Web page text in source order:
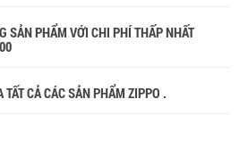
SẢN PHẨM VỚI CHI PHÍ THẤP NHẤT
CẢ CÁC SẢN PHẨM ZIPPO .